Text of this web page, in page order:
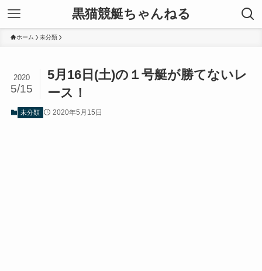
黒猫競艇ちゃんねる
ホーム 未分類
5月16日(土)の１号艇が勝てないレ
ース！
2020
5/15
未分類 2020年5月15日